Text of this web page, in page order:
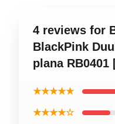
4 reviews for
BlackPink
plana RB0401
★★★★★
★★★★☆